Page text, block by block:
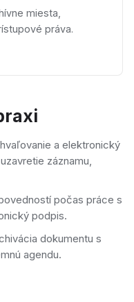
miesta,
práva.
a elektronický
záznamu,
počas práce s
podpis.
dokumentu s
agendu.